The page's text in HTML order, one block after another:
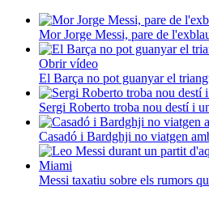
Mor Jorge Messi, pare de
Obrir vídeo
El Barça no pot guanyar el
Sergi Roberto troba nou destí i
Casadó i Bardghji no viatgen
Messi taxatiu sobre els rumors